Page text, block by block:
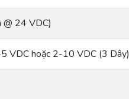
24 VDC)
VDC hoặc 2-10 VDC (3 Dây)